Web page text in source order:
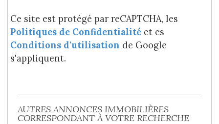
Ce site est protégé par reCAPTCHA, les
Politiques de Confidentialité et es
Conditions d'utilisation de Google
s'appliquent.
AUTRES ANNONCES IMMOBILIÈRES
CORRESPONDANT À VOTRE RECHERCHE